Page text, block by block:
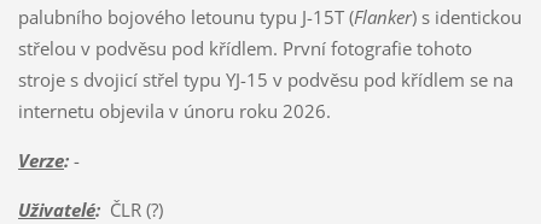
palubního bojového letounu typu J-15T (Flanker) s identickou
střelou v podvěsu pod křídlem. První fotografie tohoto
stroje s dvojicí střel typu YJ-15 v podvěsu pod křídlem se na
internetu objevila v únoru roku 2026.
Verze:-
Uživatelé:ČLR (?)